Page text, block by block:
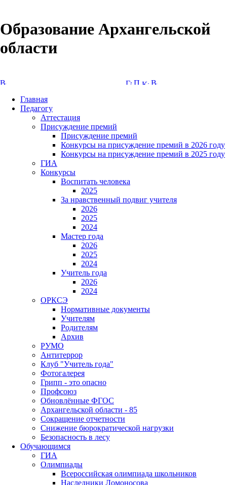
Образование Архангельской
области
Главная
Педагогу
Аттестация
Присуждение премий
Присуждение премий
Конкурсы на присуждение премий в 2026 году
Конкурсы на присуждение премий в 2025 году
ГИА
Конкурсы
Воспитать человека
2025
За нравственный подвиг учителя
2026
2025
2024
Мастер года
2026
2025
2024
Учитель года
2026
2024
ОРКСЭ
Нормативные документы
Учителям
Родителям
Архив
РУМО
Антитеррор
Клуб "Учитель года"
Фотогалерея
Грипп - это опасно
Профсоюз
Обновлённые ФГОС
Архангельской области - 85
Сокращение отчетности
Снижение бюрократической нагрузки
Безопасность в лесу
Обучающимся
ГИА
Олимпиады
Всероссийская олимпиада школьников
Наследники Ломоносова